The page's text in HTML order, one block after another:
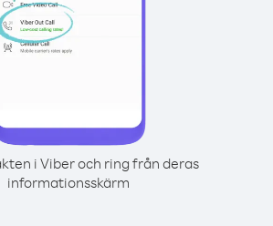
i Viber och ring från deras
informationsskärm